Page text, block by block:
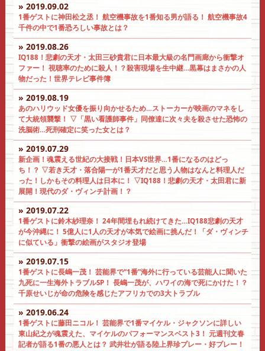
» 2019.09.02
1番ゲストに神田松之丞！ 航空機事故を1番知る男が語る！ 航空機事故4
千件の中で1番恐ろしい事故とは？
» 2019.08.26
IQ188！悲劇の天才・太田三砂貴君に日本最大級の名門画廊から衝撃オ
ファー！ 視聴率のために殺人！？殺害現場を生中継…黒幕はまさかの人
物だった！世界テレビ事件簿
» 2019.08.19
あのハリウッド女優を振り向かせるため…ストーカーが映画のマネをし
て大統領襲撃！ ▽「黒い看護師事件」同僚達に次々夫を殺させた恐怖の
洗脳術…死刑確定に笑った女とは？
» 2019.07.29
新企画！魂震える世紀の大接戦！日本VS世界…1番になるのはどっ
ち！？ ▽若き天才・落合陽一が1番天才だと思う人物はなんと料理人だ
った！しかもその料理人は日本に！ ▽IQ188！悲劇の天才・太田君に新
展開！現代のダ・ヴィンチ計画！？
» 2019.07.22
1番ゲストに鈴木紗理奈！ 24年間埋もれ続けてきた…IQ188悲劇の天才
が今沖縄に！ 5億人に1人の天才が本気で絵画に挑んだ！「ダ・ヴィンチ
に似ている」衝撃の絵画がスタジオ登場
» 2019.07.15
1番ゲストに長嶋一茂！ 芸能界で“1番”海外に行っている芸能人に聞いた
九死に一生海外トラブルSP！ 長嶋一茂が、ハワイの海で死にかけた！？
千原せいじが命の危険を感じたアフリカでの3大トラブル
» 2019.06.24
1番ゲストに藤田ニコル！ 芸能界で1番マイケル・ジャクソンに詳しい
東山紀之が魂震えた、マイケルのパフォーマンスベスト3！ 元週刊文春
記者が語る1番の悪人とは？ 武井壮が語る陸上界珍プレー・好プレー！